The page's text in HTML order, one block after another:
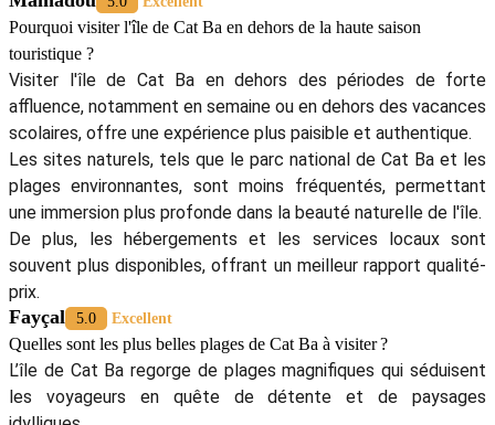
Pourquoi visiter l'île de Cat Ba en dehors de la haute saison
touristique ?
Visiter l'île de Cat Ba en dehors des périodes de forte
affluence, notamment en semaine ou en dehors des vacances
scolaires, offre une expérience plus paisible et authentique.
Les sites naturels, tels que le parc national de Cat Ba et les
plages environnantes, sont moins fréquentés, permettant
une immersion plus profonde dans la beauté naturelle de l'île.
De plus, les hébergements et les services locaux sont
souvent plus disponibles, offrant un meilleur rapport qualité-
prix.
Fayçal 5.0 Excellent
Quelles sont les plus belles plages de Cat Ba à visiter ?
L’île de Cat Ba regorge de plages magnifiques qui séduisent
les voyageurs en quête de détente et de paysages